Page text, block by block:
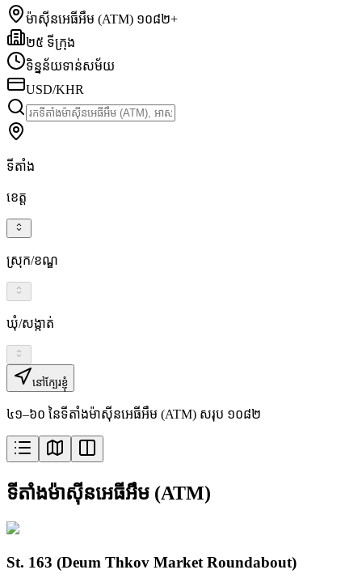
ម៉ាស៊ីនអេធីអឹម (ATM) ១០៨២+
២៥ ទីក្រុង
ទិន្នន័យទាន់សម័យ
USD/KHR
ទីតាំង
ខេត្ត
ស្រុក/ខណ្ឌ
ឃុំ/សង្កាត់
នៅក្បែរខ្ញុំ
៤១–៦០ នៃទីតាំងម៉ាស៊ីនអេធីអឹម (ATM) សរុប ១០៨២
ទីតាំងម៉ាស៊ីនអេធីអឹម (ATM)
St. 163 (Deum Thkov Market Roundabout)